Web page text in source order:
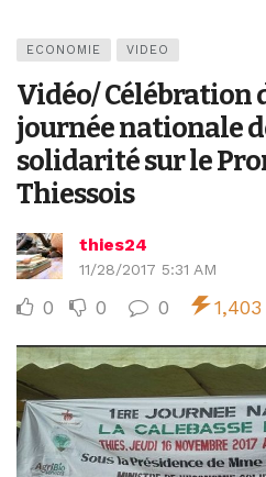
ECONOMIE VIDEO
Vidéo/ Célébration
journée nationale
solidarité sur le
Thiessois
thies24
11/28/2017 5:31 AM
0 0 0 1,403